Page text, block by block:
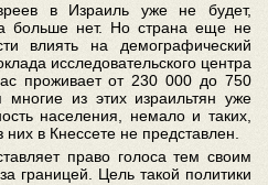
в Израиль уже не будет,
больше нет. Но страна еще не
влиять на демографический
исследовательского центра
проживает от 230 000 до 750
из этих израильтян уже
населения, немало и таких,
них в Кнессете не представлен.
право голоса тем своим
границей. Цель такой политики